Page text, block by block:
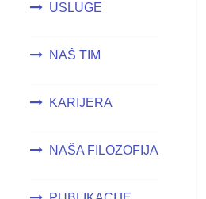
USLUGE
NAŠ TIM
KARIJERA
NAŠA FILOZOFIJA